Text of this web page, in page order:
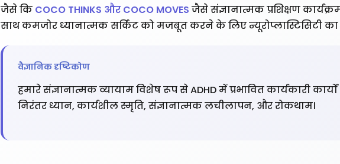
जैसे कि COCO THINKS और COCO MOVES जैसे संज्ञानात्मक प्रशिक्षण
साथ कमजोर ध्यानात्मक सर्किट को मजबूत करने के लिए न्यूरोप्लास्टिसिटी का
वैज्ञानिक दृष्टिकोण
हमारे संज्ञानात्मक व्यायाम विशेष रूप से ADHD में प्रभावित कार्यकारी
निरंतर ध्यान, कार्यशील स्मृति, संज्ञानात्मक लचीलापन, और रोकथाम।